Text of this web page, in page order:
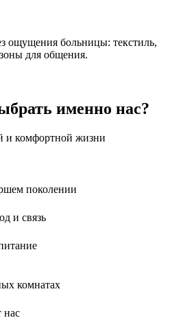
ощущения больницы: текстиль,
для общения.
именно нас?
и комфортной жизни
поколении
и связь
комнатах
нас